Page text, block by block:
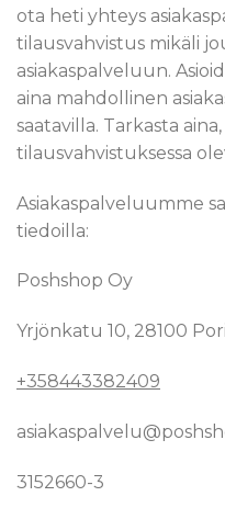
ota heti yhteys
tilausvahvistus mikäli
asiakaspalveluun.
aina mahdollinen
saatavilla. Tarkasta
tilausvahvistuksessa
Asiakaspalveluumme
tiedoilla:
Poshshop Oy
Yrjönkatu 10, 28100 Pori
+358443382409
3152660-3